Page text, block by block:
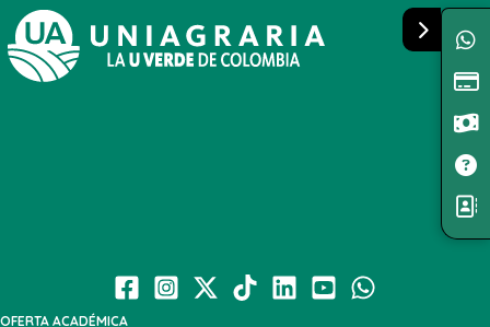
OFERTA ACADÉMICA